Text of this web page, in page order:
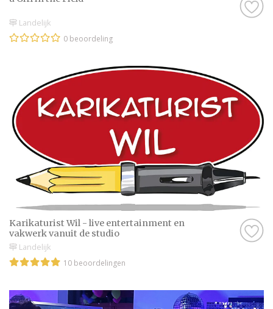
Landelijk
0 beoordeling
Karikaturist Wil - live entertainment en
vakwerk vanuit de studio
Landelijk
10 beoordelingen